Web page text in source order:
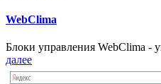
WebClima
Блоки упрaвлeния WebClima -
далее